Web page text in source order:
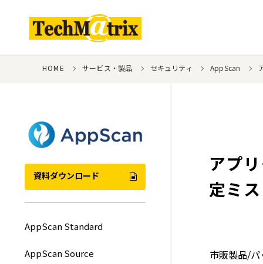
HOME サービス・製品 セキュリティ AppScan
資料ダウンロード
AppScan Standard
AppScan Source
アプ
定ミス
市販製品/